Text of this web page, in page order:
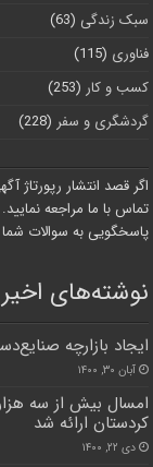
سبک زندگی (63)
فناوری (115)
کسب و کار (253)
گردشگری و سفر (228)
اگر قصد انتشار رپورتاژ
تماس با ما مراجعه
پاسخگویی به سوالات
نوشته‌های اخیر
ایجاد بازارچه
آبان ۳۰, ۱۴۰۰
امسال بیش از سه
کردستان ارائه شد
دی ۲۲, ۱۴۰۰